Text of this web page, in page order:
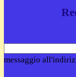
messaggio